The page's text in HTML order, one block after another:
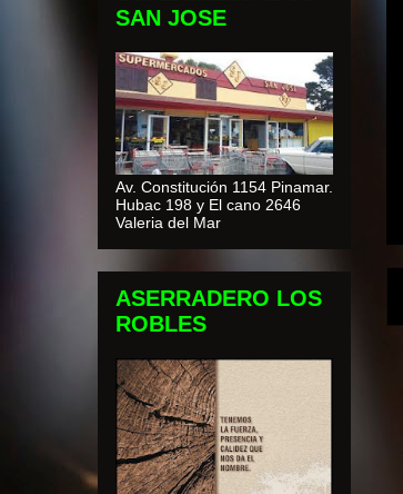
SAN JOSE
Av. Constitución 1154 Pinamar.
Hubac 198 y El cano 2646
Valeria del Mar
ASERRADERO LOS
ROBLES